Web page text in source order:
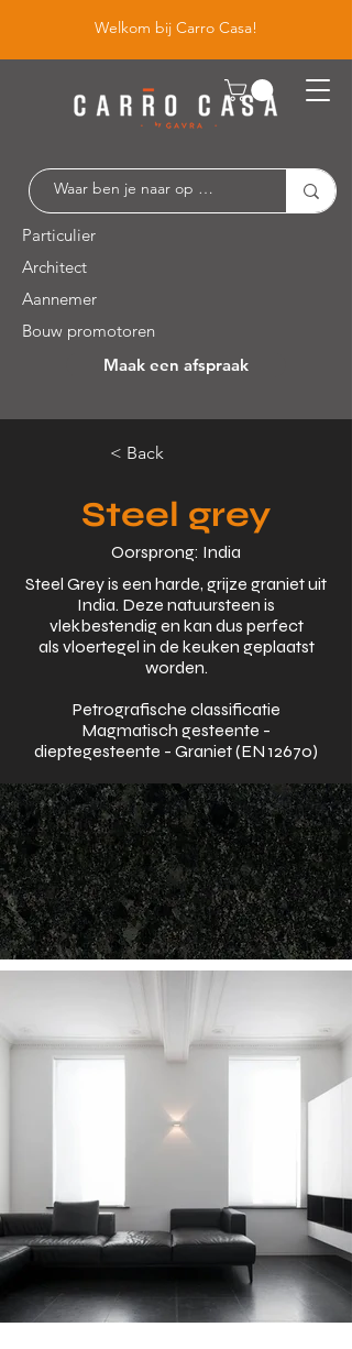
Welkom bij Carro Casa!
Particulier
Architect
Aannemer
Bouw promotoren
Maak een afspraak
Leuvensesteenweg 526 / 1930 Zaventem
< Back
Steel grey
Oorsprong: India
Steel Grey is een harde, grijze graniet uit
India. Deze natuursteen is
vlekbestendig en kan dus perfect
als vloertegel in de keuken geplaatst
worden.
Petrografische classificatie
Magmatisch gesteente -
dieptegesteente - Graniet (EN 12670)